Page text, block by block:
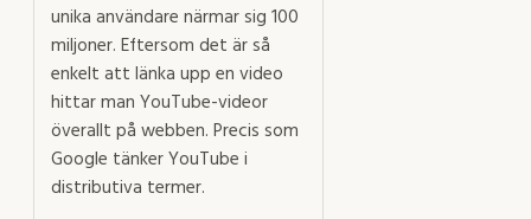
unika användare närmar sig 100
miljoner. Eftersom det är så
enkelt att länka upp en video
hittar man YouTube-videor
överallt på webben. Precis som
Google tänker YouTube i
distributiva termer.